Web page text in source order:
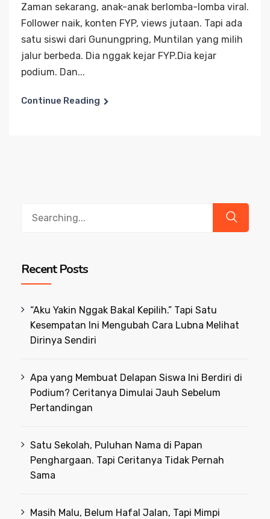
Zaman sekarang, anak-anak berlomba-lomba viral.
Follower naik, konten FYP, views jutaan. Tapi ada
satu siswi dari Gunungpring, Muntilan yang milih
jalur berbeda. Dia nggak kejar FYP.Dia kejar
podium. Dan...
Continue Reading
Recent Posts
“Aku Yakin Nggak Bakal Kepilih.” Tapi Satu
Kesempatan Ini Mengubah Cara Lubna Melihat
Dirinya Sendiri
Apa yang Membuat Delapan Siswa Ini Berdiri di
Podium? Ceritanya Dimulai Jauh Sebelum
Pertandingan
Satu Sekolah, Puluhan Nama di Papan
Penghargaan. Tapi Ceritanya Tidak Pernah
Sama
Masih Malu, Belum Hafal Jalan, Tapi Mimpi